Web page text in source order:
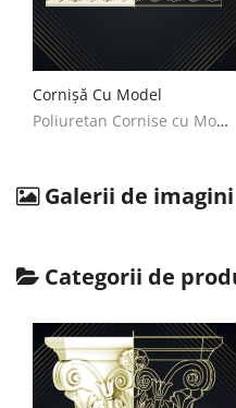
Cornișă Cu Model
Poliuretan Cornise cu Model Decoratiuni Casa
Galerii de imagini
Categorii de